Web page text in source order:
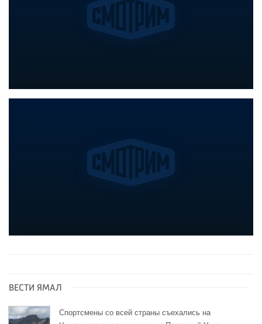
ВЕСТИ ЯМАЛ
Спортсмены со всей страны съехались на